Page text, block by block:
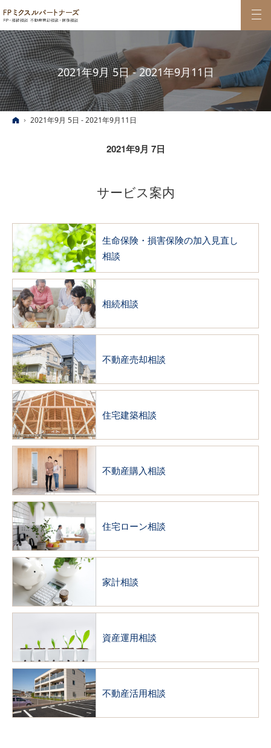
2021年9月 5日 - 2021年9月11日
ホーム
2021年9月 5日 - 2021年9月11日
2021年9月 7日
サービス案内
生命保険・損害保険の加入見直し
相談
相続相談
不動産売却相談
住宅建築相談
不動産購入相談
住宅ローン相談
家計相談
資産運用相談
不動産活用相談